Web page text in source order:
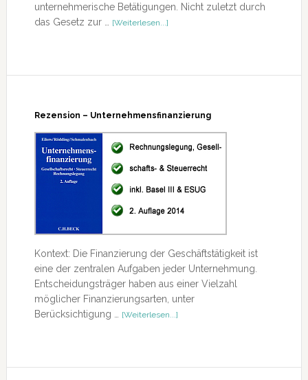
unternehmerische Betätigungen. Nicht zuletzt durch
das Gesetz zur …
[Weiterlesen...]ÜberRezension
Rezension – Unternehmensfinanzierung
Kontext: Die Finanzierung der Geschäftstätigkeit ist
eine der zentralen Aufgaben jeder Unternehmung.
Entscheidungsträger haben aus einer Vielzahl
möglicher Finanzierungsarten, unter
Berücksichtigung …
[Weiterlesen...]ÜberRezension